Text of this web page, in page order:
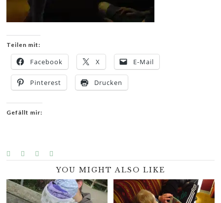
Teilen mit:
Facebook X E-Mail
Pinterest Drucken
Gefällt mir:
YOU MIGHT ALSO LIKE